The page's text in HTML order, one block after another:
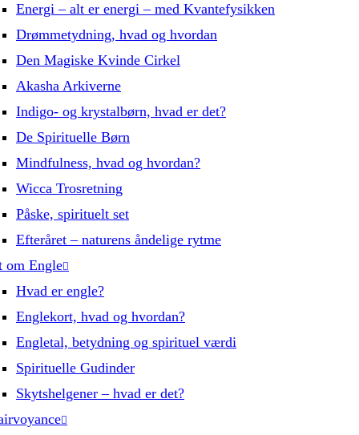
Energi – alt er energi – med Kvantefysikken
Drømmetydning, hvad og hvordan
Den Magiske Kvinde Cirkel
Akasha Arkiverne
Indigo- og krystalbørn, hvad er det?
De Spirituelle Børn
Mindfulness, hvad og hvordan?
Wicca Trosretning
Påske, spirituelt set
Efteråret – naturens åndelige rytme
om Engle
Hvad er engle?
Englekort, hvad og hvordan?
Engletal, betydning og spirituel værdi
Spirituelle Gudinder
Skytshelgener – hvad er det?